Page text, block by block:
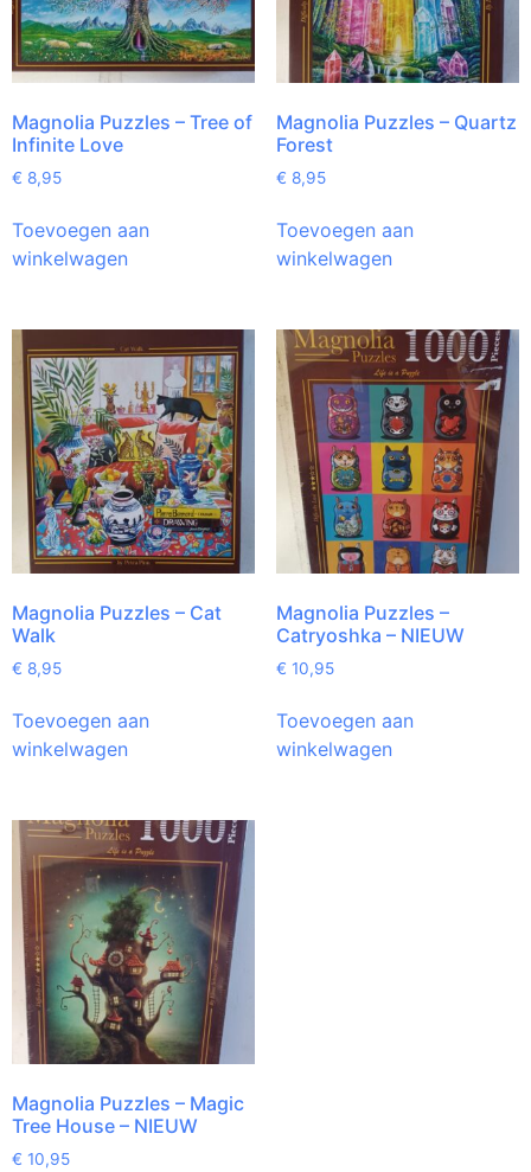
Magnolia Puzzles – Tree of
Infinite Love
€ 8,95
Toevoegen aan
winkelwagen
Magnolia Puzzles – Quartz
Forest
€ 8,95
Toevoegen aan
winkelwagen
Magnolia Puzzles – Cat
Walk
€ 8,95
Toevoegen aan
winkelwagen
Magnolia Puzzles –
Catryoshka – NIEUW
€ 10,95
Toevoegen aan
winkelwagen
Magnolia Puzzles – Magic
Tree House – NIEUW
€ 10,95